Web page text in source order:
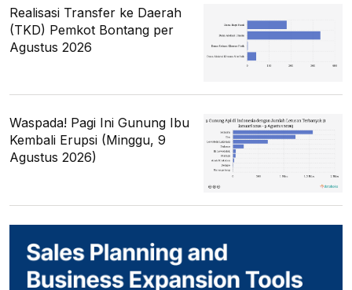
Realisasi Transfer ke Daerah
(TKD) Pemkot Bontang per
Agustus 2026
Waspada! Pagi Ini Gunung Ibu
Kembali Erupsi (Minggu, 9
Agustus 2026)